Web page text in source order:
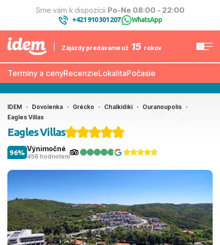
Sme vám k dispozícii Po-Ne 08:00 - 22:00
+421 910 301 207| WhatsApp
Zájazdy predávame už 15 rokov
Termíny a cenyRecenzieLokalitaPočasie
IDEM Dovolenka Grécko Chalkidiki
Ouranoupolis
Eagles Villas
Eagles Villas
Výnimočné
456 hodnotení
96%